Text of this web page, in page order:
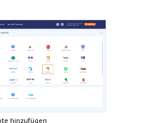
hinzufügen